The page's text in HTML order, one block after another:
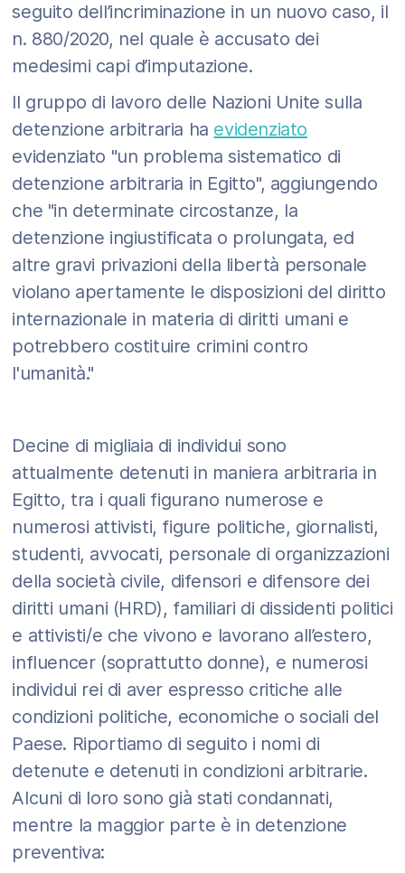
seguito dell’incriminazione in un nuovo caso, il
n. 880/2020, nel quale è accusato dei
medesimi capi d’imputazione.
Il gruppo di lavoro delle Nazioni Unite sulla
detenzione arbitraria ha evidenziato
evidenziato "un problema sistematico di
detenzione arbitraria in Egitto", aggiungendo
che "in determinate circostanze, la
detenzione ingiustificata o prolungata, ed
altre gravi privazioni della libertà personale
violano apertamente le disposizioni del diritto
internazionale in materia di diritti umani e
potrebbero costituire crimini contro
l'umanità."
Decine di migliaia di individui sono
attualmente detenuti in maniera arbitraria in
Egitto, tra i quali figurano numerose e
numerosi attivisti, figure politiche, giornalisti,
studenti, avvocati, personale di organizzazioni
della società civile, difensori e difensore dei
diritti umani (HRD), familiari di dissidenti politici
e attivisti/e che vivono e lavorano all’estero,
influencer (soprattutto donne), e numerosi
individui rei di aver espresso critiche alle
condizioni politiche, economiche o sociali del
Paese. Riportiamo di seguito i nomi di
detenute e detenuti in condizioni arbitrarie.
Alcuni di loro sono già stati condannati,
mentre la maggior parte è in detenzione
preventiva: